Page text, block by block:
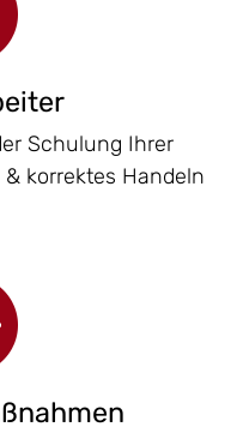
Schulung Ihrer
korrektes Handeln